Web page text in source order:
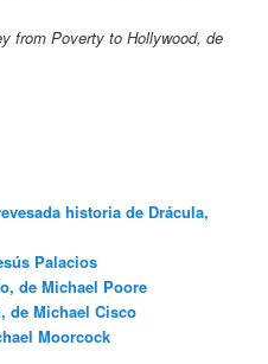
from Poverty to Hollywood, de
historia de Drácula,
Palacios
de Michael Poore
de Michael Cisco
Moorcock